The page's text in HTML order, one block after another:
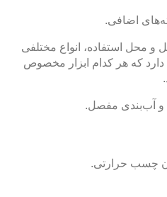
اضافی.
و محل استفاده، انواع مختلفی
که هر کدام ابزار مخصوص
و آب‌بندی مفصل.
چسب حرارتی.